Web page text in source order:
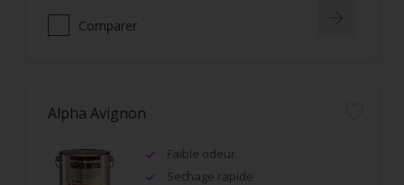
Comparer
Alpha Avignon
Faible odeur
Sechage rapide